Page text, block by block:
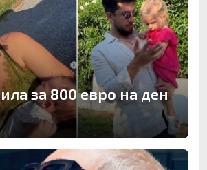
за 800 евро на ден